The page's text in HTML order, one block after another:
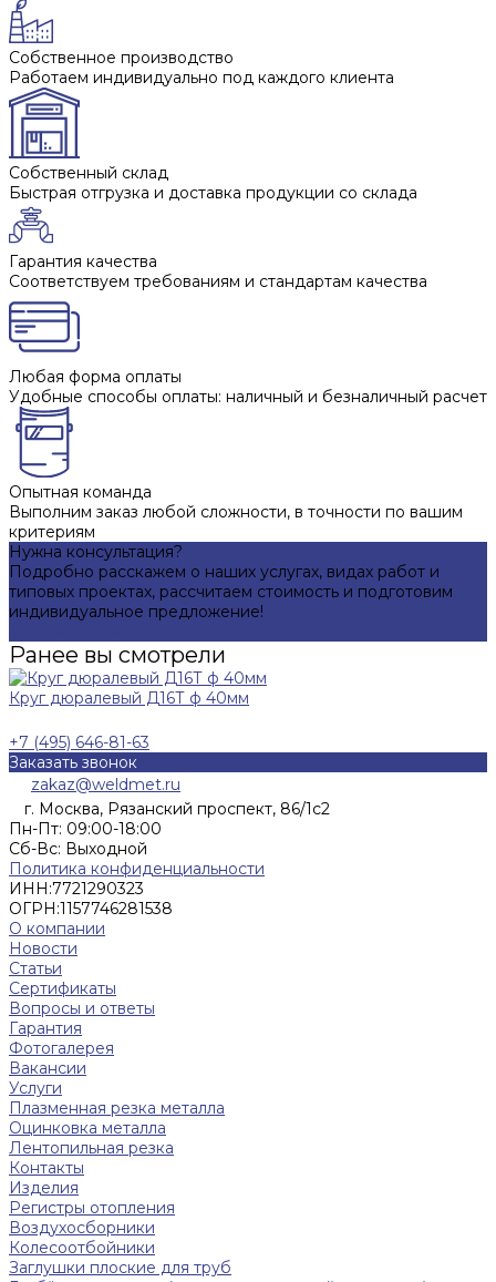
Собственное производство
Работаем индивидуально под каждого клиента
Собственный склад
Быстрая отгрузка и доставка продукции со склада
Гарантия качества
Соответствуем требованиям и стандартам качества
Любая форма оплаты
Удобные способы оплаты: наличный и безналичный расчет
Опытная команда
Выполним заказ любой сложности, в точности по вашим
критериям
Нужна консультация?
Подробно расскажем о наших услугах, видах работ и
типовых проектах, рассчитаем стоимость и подготовим
индивидуальное предложение!
Ранее вы смотрели
Круг дюралевый Д16Т ф 40мм
+7 (495) 646-81-63
Заказать звонок
zakaz@weldmet.ru
г. Москва, Рязанский проспект, 86/1с2
Пн-Пт: 09:00-18:00
Cб-Вс: Выходной
Политика конфиденциальности
ИНН:7721290323
ОГРН:1157746281538
О компании
Новости
Статьи
Сертификаты
Вопросы и ответы
Гарантия
Фотогалерея
Вакансии
Услуги
Плазменная резка металла
Оцинковка металла
Лентопильная резка
Контакты
Изделия
Регистры отопления
Воздухосборники
Колесоотбойники
Заглушки плоские для труб